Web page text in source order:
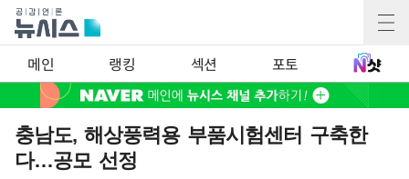
메인 랭킹 섹션 포토
충남도, 해상풍력용 부품시험센터 구축한
다…공모 선정